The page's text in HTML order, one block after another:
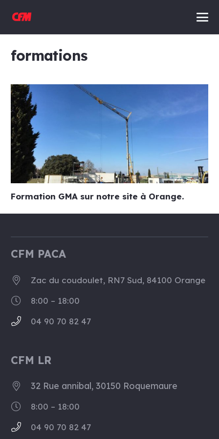
formations
Formation GMA sur notre site à Orange.
CFM PACA
Zac du coudoulet, RN7 Sud, 84100 Orange
8:00 – 18:00
04 90 70 82 47
CFM LR
32 Rue annibal, 30150 Roquemaure
8:00 – 18:00
04 90 70 82 47